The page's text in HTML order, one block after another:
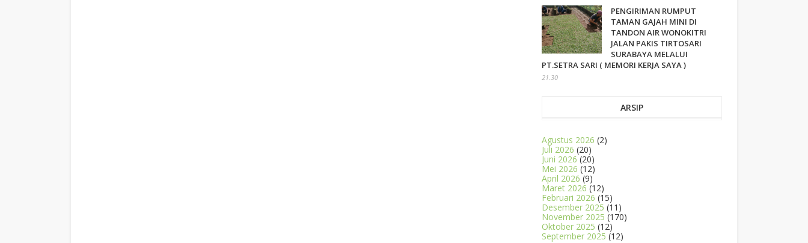
PENGIRIMAN RUMPUT
TAMAN GAJAH MINI DI
TANDON AIR WONOKITRI
JALAN PAKIS TIRTOSARI
SURABAYA MELALUI
PT.SETRA SARI ( MEMORI KERJA SAYA )
21.30
ARSIP
Agustus 2026 (2)
Juli 2026 (20)
Juni 2026 (20)
Mei 2026 (12)
April 2026 (9)
Maret 2026 (12)
Februari 2026 (15)
Desember 2025 (11)
November 2025 (170)
Oktober 2025 (12)
September 2025 (12)